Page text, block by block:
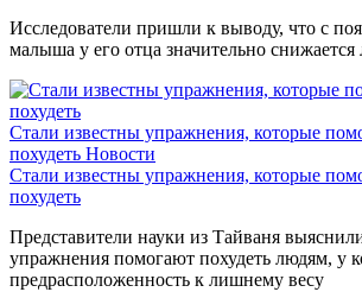
Исследователи пришли к выводу, что с
малыша у его отца значительно снижается
Стали известны упражнения, которые
похудеть Новости
Стали известны упражнения, которые
похудеть
Представители науки из Тайваня
упражнения помогают похудеть людям, у
предрасположенность к лишнему весу